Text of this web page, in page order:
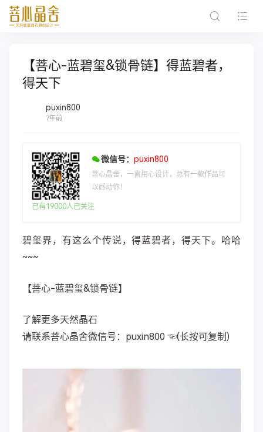
【菩心-蓝碧玺&锁骨链】得蓝碧者，
得天下
puxin800
7年前
微信号： puxin800
菩心晶舍，一直用心设计，总有一款作品可
以感动你！
已有19000人已关注
碧玺界，有这么个传说，得蓝碧者，得天下。哈哈
~~~
【菩心-蓝碧玺&锁骨链】
了解更多天然晶石
请联系菩心晶舍微信号：puxin800 ☜(长按可复制)